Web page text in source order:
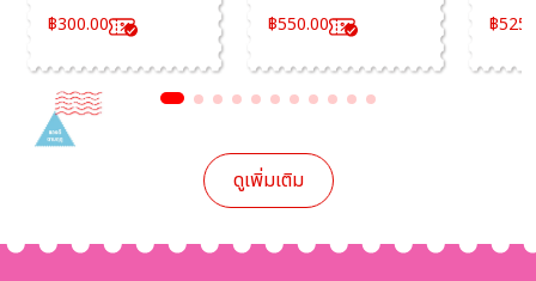
ผลเล็ก เกรดลาย
มังกรปลอดสาร
เคมี 100%
฿300.00
10 กิโลกรัม ผิวลาย
ผลไม้ขึ้นชื่อจาก
เชียงใหม่
฿550.00 ฿
ดูเพิ่มเติม